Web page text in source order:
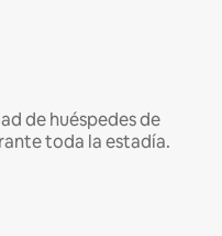
de huéspedes de
toda la estadía.